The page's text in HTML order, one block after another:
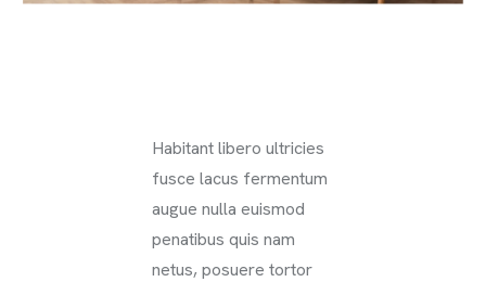
Habitant libero ultricies
fusce lacus fermentum
augue nulla euismod
penatibus quis nam
netus, posuere tortor